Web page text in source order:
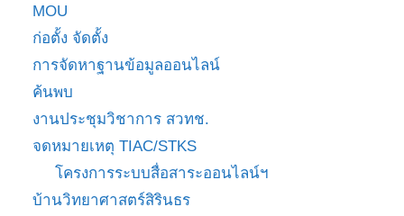
MOU
ก่อตั้ง จัดตั้ง
การจัดหาฐานข้อมูลออนไลน์
ค้นพบ
งานประชุมวิชาการ สวทช.
จดหมายเหตุ TIAC/STKS
โครงการระบบสื่อสาระออนไลน์ฯ
บ้านวิทยาศาสตร์สิรินธร